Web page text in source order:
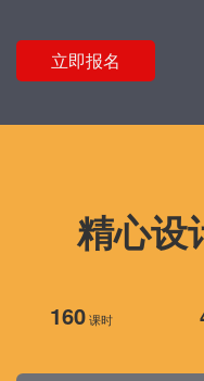
立即报名
精心设
160课时